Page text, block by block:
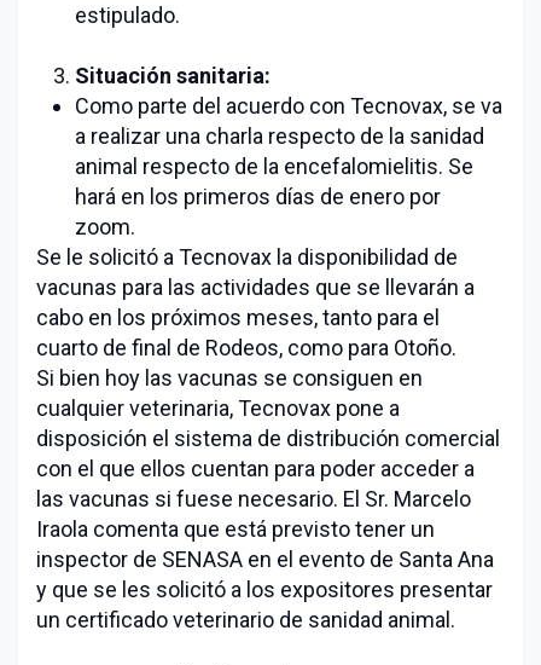
estipulado.
Situación sanitaria:
Como parte del acuerdo con Tecnovax, se va
a realizar una charla respecto de la sanidad
animal respecto de la encefalomielitis. Se
hará en los primeros días de enero por
zoom.
Se le solicitó a Tecnovax la disponibilidad de
vacunas para las actividades que se llevarán a
cabo en los próximos meses, tanto para el
cuarto de final de Rodeos, como para Otoño.
Si bien hoy las vacunas se consiguen en
cualquier veterinaria, Tecnovax pone a
disposición el sistema de distribución comercial
con el que ellos cuentan para poder acceder a
las vacunas si fuese necesario. El Sr. Marcelo
Iraola comenta que está previsto tener un
inspector de SENASA en el evento de Santa Ana
y que se les solicitó a los expositores presentar
un certificado veterinario de sanidad animal.